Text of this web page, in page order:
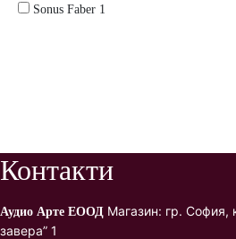
Sonus Faber 1
Контакти
Аудио Арте ЕООД Магазин: гр. София,
завера” 1